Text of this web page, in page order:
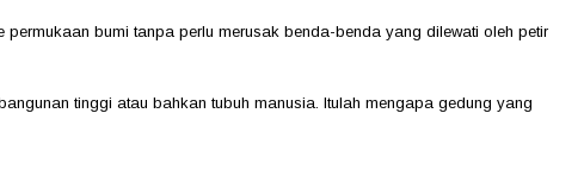
bumi tanpa perlu merusak benda-benda yang dilewati oleh petir
tinggi atau bahkan tubuh manusia. Itulah mengapa gedung yang